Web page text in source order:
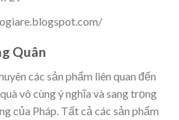
Quân
các sản phẩm liên quan đến
vô cùng ý nghĩa và sang trọng
của Pháp. Tất cả các sản phẩm